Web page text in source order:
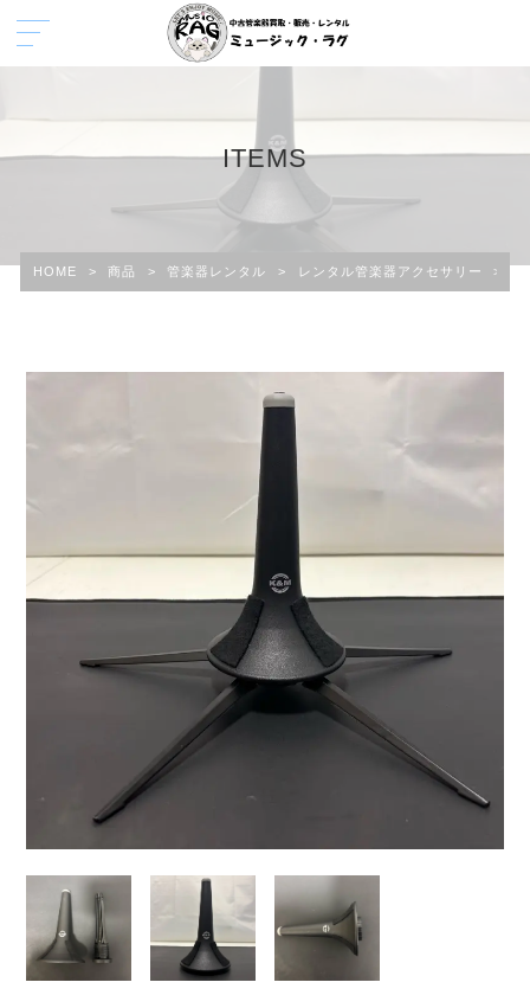
ITEMS
HOME > 商品 > 管楽器レンタル > レンタル管楽器アクセサリー >